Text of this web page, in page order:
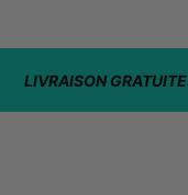
LIVRAISON